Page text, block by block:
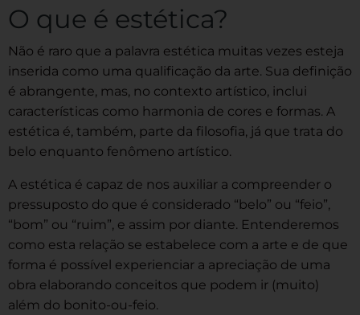
O que é estética?
Não é raro que a palavra estética muitas vezes esteja
inserida como uma qualificação da arte. Sua definição
é abrangente, mas, no contexto artístico, inclui
características como harmonia de cores e formas. A
estética é, também, parte da filosofia, já que trata do
belo enquanto fenômeno artístico.
A estética é capaz de nos auxiliar a compreender o
pressuposto do que é considerado “belo” ou “feio”,
“bom” ou “ruim”, e assim por diante. Entenderemos
como esta relação se estabelece com a arte e de que
forma é possível experienciar a apreciação de uma
obra elaborando conceitos que podem ir (muito)
além do bonito-ou-feio.